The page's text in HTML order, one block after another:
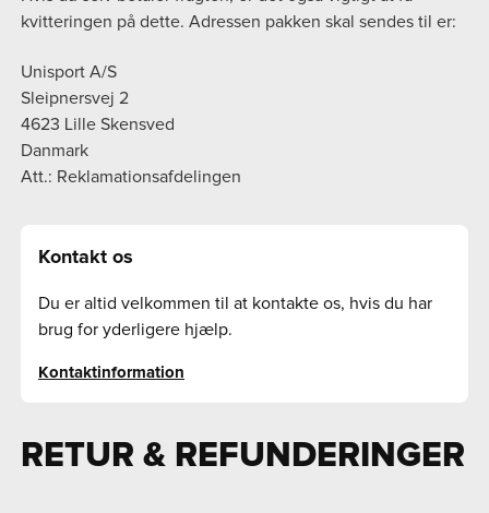
kvitteringen på dette. Adressen pakken skal sendes til er:
Unisport A/S
Sleipnersvej 2
4623 Lille Skensved
Danmark
Att.: Reklamationsafdelingen
Kontakt os
Du er altid velkommen til at kontakte os, hvis du har
brug for yderligere hjælp.
Kontaktinformation
RETUR & REFUNDERINGER